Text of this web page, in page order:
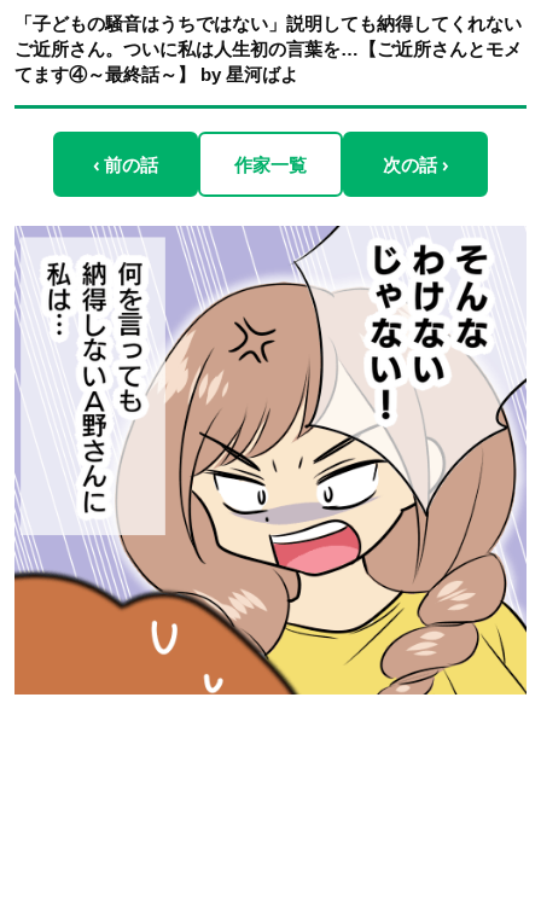
「子どもの騒音はうちではない」説明しても納得してくれない
ご近所さん。ついに私は人生初の言葉を…【ご近所さんとモメ
てます④～最終話～】 by 星河ばよ
‹ 前の話 作家一覧 次の話 ›